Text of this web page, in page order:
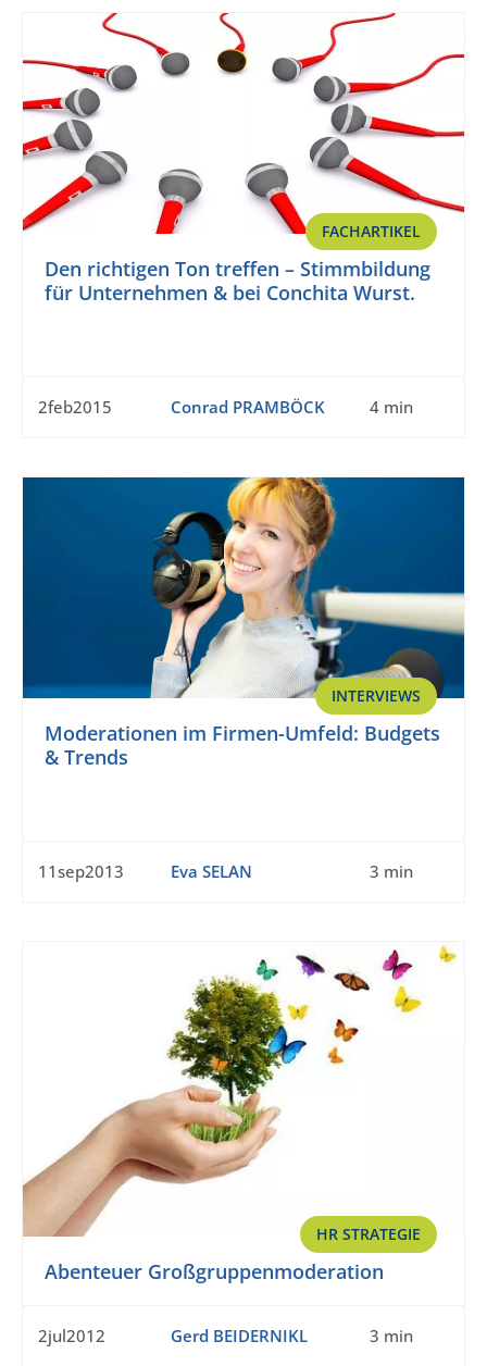
FACHARTIKEL
Den richtigen Ton treffen – Stimmbildung
für Unternehmen & bei Conchita Wurst.
2feb2015 Conrad PRAMBÖCK 4 min
INTERVIEWS
Moderationen im Firmen-Umfeld: Budgets
& Trends
11sep2013 Eva SELAN 3 min
HR STRATEGIE
Abenteuer Großgruppenmoderation
2jul2012 Gerd BEIDERNIKL 3 min